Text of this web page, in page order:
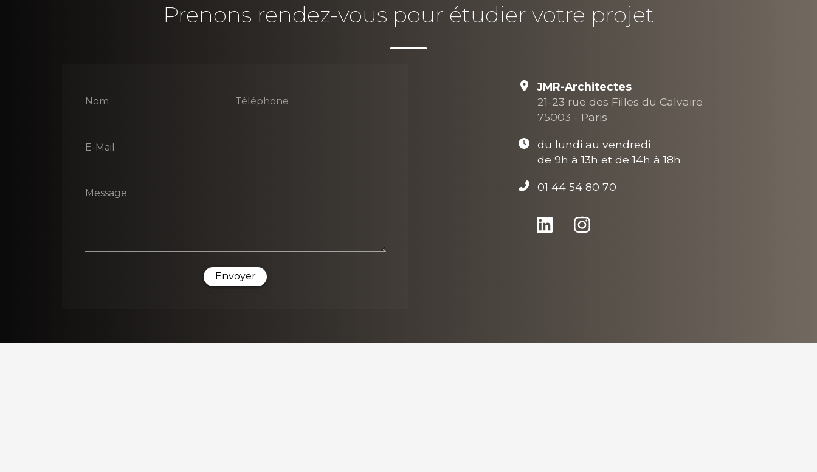
Prenons rendez-vous pour étudier votre projet
Nom Téléphone
E-Mail
Message
Envoyer
JMR-Architectes
21-23 rue des Filles du Calvaire
75003 - Paris
du lundi au vendredi
de 9h à 13h et de 14h à 18h
01 44 54 80 70